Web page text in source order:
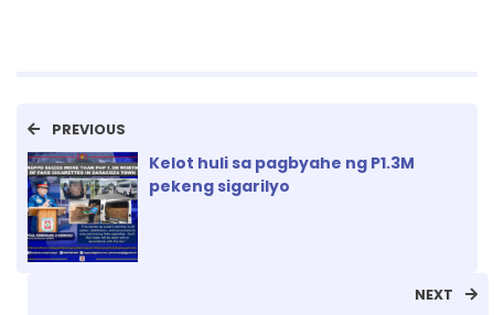
PREVIOUS
Kelot huli sa pagbyahe ng P1.3M
pekeng sigarilyo
NEXT